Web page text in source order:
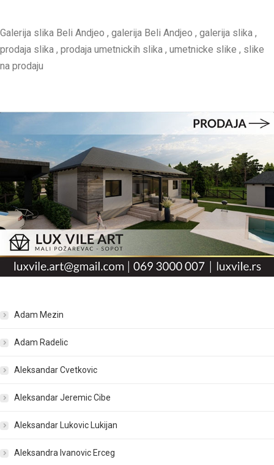
Galerija slika Beli Andjeo , galerija Beli Andjeo , galerija slika ,
prodaja slika , prodaja umetnickih slika , umetnicke slike , slike
na prodaju
Adam Mezin
Adam Radelic
Aleksandar Cvetkovic
Aleksandar Jeremic Cibe
Aleksandar Lukovic Lukijan
Aleksandra Ivanovic Erceg